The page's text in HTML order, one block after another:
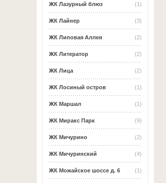
(1)
ЖК Лазурный блюз
(3)
ЖК Лайнер
(2)
ЖК Липовая Аллея
(2)
ЖК Литератор
(2)
ЖК Лица
(1)
ЖК Лосиный остров
(1)
ЖК Маршал
(9)
ЖК Миракс Парк
(2)
ЖК Мичурино
(4)
ЖК Мичуринский
(1)
ЖК Можайское шоссе д. 6